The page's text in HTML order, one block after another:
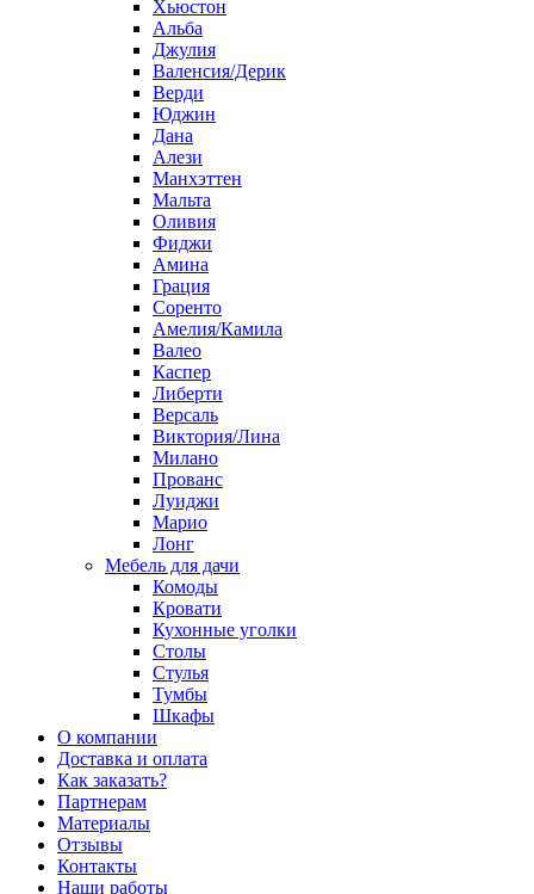
Хьюстон
Альба
Джулия
Валенсия/Дерик
Верди
Юджин
Дана
Алези
Манхэттен
Мальта
Оливия
Фиджи
Амина
Грация
Соренто
Амелия/Камила
Валео
Каспер
Либерти
Версаль
Виктория/Лина
Милано
Прованс
Луиджи
Марио
Лонг
Мебель для дачи
Комоды
Кровати
Кухонные уголки
Столы
Стулья
Тумбы
Шкафы
О компании
Доставка и оплата
Как заказать?
Партнерам
Материалы
Отзывы
Контакты
Наши работы